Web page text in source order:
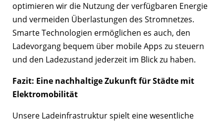
optimieren wir die Nutzung der verfügbaren Energie
und vermeiden Überlastungen des Stromnetzes.
Smarte Technologien ermöglichen es auch, den
Ladevorgang bequem über mobile Apps zu steuern
und den Ladezustand jederzeit im Blick zu haben.
Fazit: Eine nachhaltige Zukunft für Städte mit
Elektromobilität
Unsere Ladeinfrastruktur spielt eine wesentliche